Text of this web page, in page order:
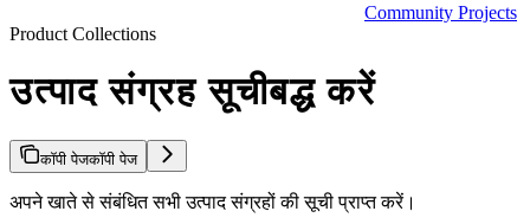
Community Projects
Product Collections
उत्पाद संग्रह सूचीबद्ध करें
कॉपी पेजकॉपी पेज
अपने खाते से संबंधित सभी उत्पाद संग्रहों की सूची प्राप्त करें।